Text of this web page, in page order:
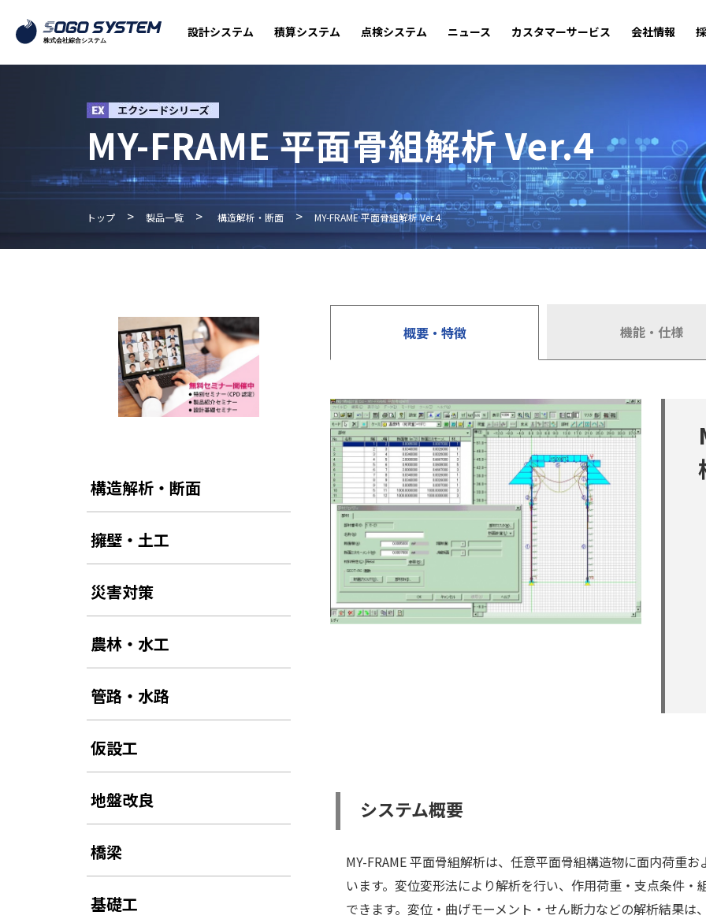
設計システム 積算システム 点検システム ニュース カスタマーサービス 会社情報
MY-FRAME 平面骨組解析 Ver.4
トップ > 製品一覧 > 構造解析・断面 > MY-FRAME 平面骨組解析 Ver.4
概要・特徴 機能・仕様
システム概要
MY-FRAME 平面骨組解析は、任意平面骨組構造物に面内荷重
います。変位変形法により解析を行い、作用荷重・支点条件
できます。変位・曲げモーメント・せん断力などの解析結果は
構造解析・断面
擁壁・土工
災害対策
農林・水工
管路・水路
仮設工
地盤改良
橋梁
基礎工